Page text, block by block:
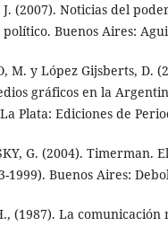
J. (2007). Noticias del
Buenos Aires:
M. y López Gijsberts, D.
gráficos en la
Plata: Ediciones de
G. (2004).
1999). Buenos Aires:
(1987). La